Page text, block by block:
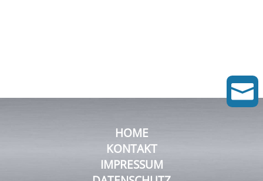
HOME
KONTAKT
IMPRESSUM
